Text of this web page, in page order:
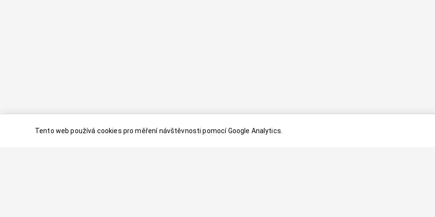
Tento web používá cookies pro měření návštěvnosti pomocí Google Analytics.